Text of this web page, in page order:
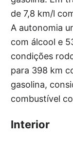
de 7,8 km/l
A autonomia
com álcool e
condições
para 398 km
gasolina,
combustível
Interior